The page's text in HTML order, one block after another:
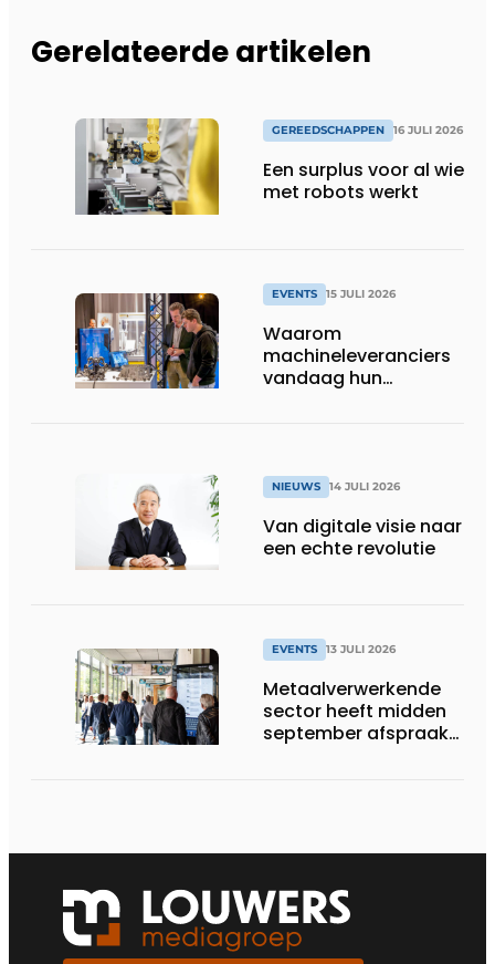
Gerelateerde artikelen
GEREEDSCHAPPEN 16 JULI 2026
Een surplus voor al wie
met robots werkt
EVENTS 15 JULI 2026
Waarom
machineleveranciers
vandaag hun
NIEUWS 14 JULI 2026
Van digitale visie naar
een echte revolutie
EVENTS 13 JULI 2026
Metaalverwerkende
sector heeft midden
september afspraak